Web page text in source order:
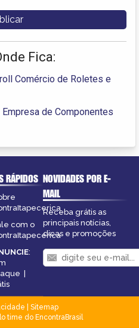
Fica:
Comércio de Roletes e
de Componentes
RÁPIDOS
com o
:
|
NOVIDADES POR E-
MAIL
Receba grátis as
principais notícias,
dicas e promoções
Sitemap
time do EncontraBrasil